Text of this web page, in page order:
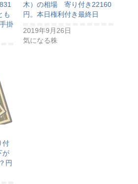
も
掛
木）の相場 寄り付き22160
円。本日権利付き最終日
2019年9月26日
気になる株
付
が
円